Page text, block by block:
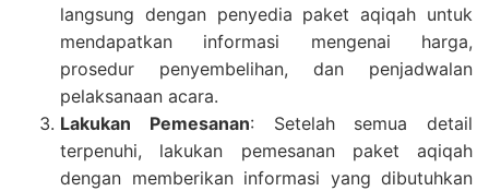
langsung dengan penyedia paket aqiqah untuk
mendapatkan informasi mengenai harga,
prosedur penyembelihan, dan penjadwalan
pelaksanaan acara.
Lakukan Pemesanan: Setelah semua detail
terpenuhi, lakukan pemesanan paket aqiqah
dengan memberikan informasi yang dibutuhkan